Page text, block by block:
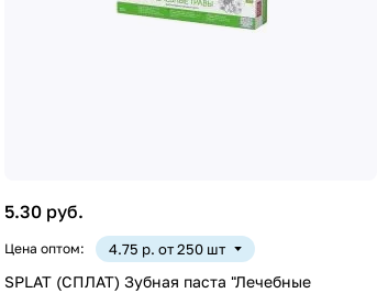
5.30 руб.
Цена оптом: 4.75 р. от 250 шт
SPLAT (СПЛАТ) Зубная паста "Лечебные